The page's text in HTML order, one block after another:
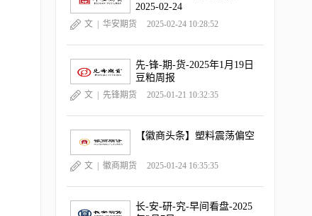
2025-02-24
文 | 华安期货 2025-02-24 10:28:52
先-锋-期-货-2025年1月19日
豆粕周报
文 | 先锋期货 2025-01-21 10:32:35
【徽商头条】塑料震荡偏空
文 | 徽商期货 2025-01-24 16:35:35
长-安-研-究-早间看盘-2025